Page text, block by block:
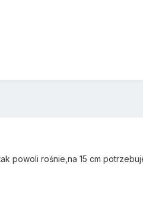
powoli rośnie,na 15 cm